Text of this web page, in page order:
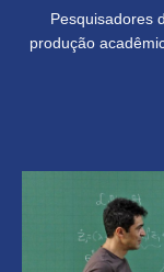
Pesquisadores
produção